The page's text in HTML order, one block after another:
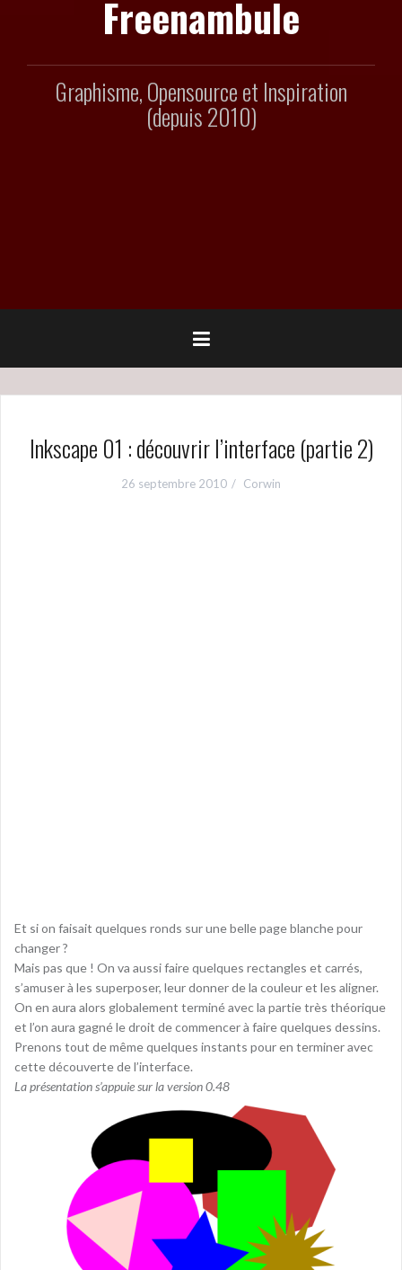
Freenambule
Graphisme, Opensource et Inspiration
(depuis 2010)
Inkscape 01 : découvrir l’interface (partie 2)
26 septembre 2010 Corwin
Et si on faisait quelques ronds sur une belle page blanche pour
changer ?
Mais pas que ! On va aussi faire quelques rectangles et carrés,
s’amuser à les superposer, leur donner de la couleur et les aligner.
On en aura alors globalement terminé avec la partie très théorique
et l’on aura gagné le droit de commencer à faire quelques dessins.
Prenons tout de même quelques instants pour en terminer avec
cette découverte de l’interface.
La présentation s’appuie sur la version 0.48